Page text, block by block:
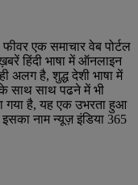
एक समाचार वेब पोर्टल
हिंदी भाषा में ऑनलाइन
अलग है, शुद्ध देशी भाषा में
साथ साथ पढने में भी
गया है, यह एक उभरता हुआ
नाम न्यूज़ इंडिया 365